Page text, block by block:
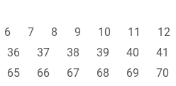
6 7 8 9 10 11 12
36 37 38 39 40 41
65 66 67 68 69 70